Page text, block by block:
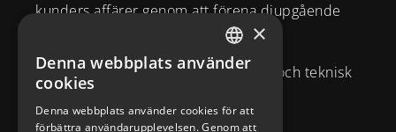
kunders affärer genom att förena djupgående
strategisk affärsförståelse och
varumärkesexpertis med kreativitet och teknisk
kompetens.
SWEDISH
×
Denna webbplats använder
cookies
Denna webbplats använder cookies för att
förbättra användarupplevelsen. Genom att